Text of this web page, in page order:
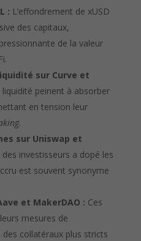
: L’effondrement de xUSD
des capitaux,
de la valeur
sur Curve et
liquidité peinent à absorber
en tension leur
.
sur Uniswap et
des investisseurs a dopé les
est souvent synonyme
et MakerDAO : Ces
mesures de
collatéraux plus stricts